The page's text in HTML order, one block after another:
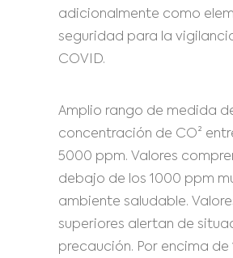
adicionalmente como
seguridad para la
COVID.
Amplio rango de medida
concentración de CO²
5000 ppm. Valores
debajo de los 1000 ppm
ambiente saludable.
superiores alertan de
precaución. Por encima de